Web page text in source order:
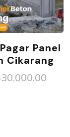
Panel
Cikarang